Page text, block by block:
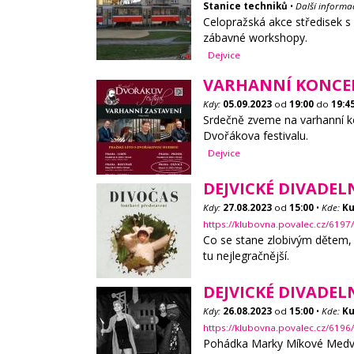
Stanice techniků • Další
Celopražská akce středisek
zábavné workshopy.
Dejvice
VARHANNÍ
Kdy: 05.09.2023 od 19:00 do
Srdečně zveme na varhanní
Dvořákova festivalu.
Dejvice
DEJVICKÉ
Kdy: 27.08.2023 od 15:00 • Kde:
https://klubovna.povalec.cz/
Co se stane zlobivým
tu nejlegračnější.
DEJVICKÉ
Kdy: 26.08.2023 od 15:00 • Kde:
https://klubovna.povalec.cz/
Pohádka Marky Míkové